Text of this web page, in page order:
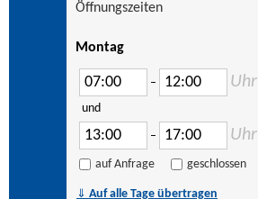
Öffnungszeiten
Montag
– Uhr
und
– Uhr
auf Anfrage geschlossen
⇓ Auf alle Tage übertragen